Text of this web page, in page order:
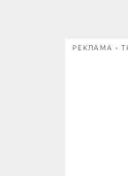
РЕКЛАМА •